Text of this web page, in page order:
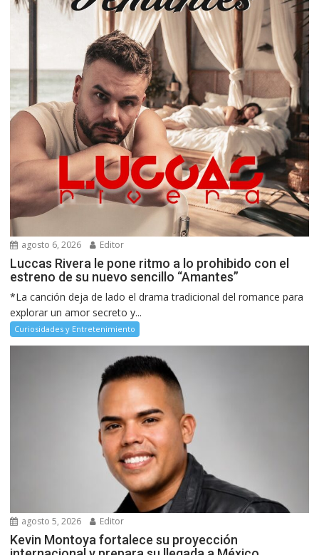
agosto 6, 2026 Editor
Luccas Rivera le pone ritmo a lo prohibido con el
estreno de su nuevo sencillo “Amantes”
*La canción deja de lado el drama tradicional del romance para
explorar un amor secreto y...
Curiosidades y Entretenimiento
agosto 5, 2026 Editor
Kevin Montoya fortalece su proyección